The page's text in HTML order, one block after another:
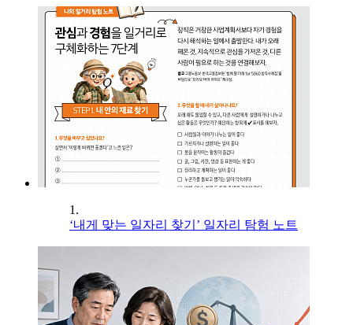
1.
‘내게 맞는 일자리 찾기’ 일자리 탐험 노트